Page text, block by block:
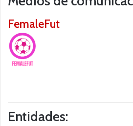
FemaleFut
Entidades: